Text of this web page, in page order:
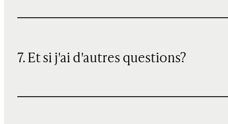
7. Et si j'ai d'autres questions?